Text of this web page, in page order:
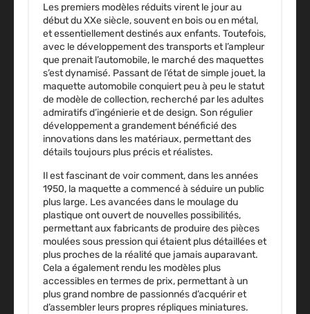
Les premiers modèles réduits virent le jour au
début du XXe siècle, souvent en bois ou en métal,
et essentiellement destinés aux enfants. Toutefois,
avec le développement des transports et l’ampleur
que prenait l’automobile, le marché des maquettes
s’est dynamisé. Passant de l’état de simple jouet, la
maquette automobile conquiert peu à peu le statut
de modèle de collection, recherché par les adultes
admiratifs d’ingénierie et de design. Son régulier
développement a grandement bénéficié des
innovations dans les matériaux, permettant des
détails toujours plus précis et réalistes.
Il est fascinant de voir comment, dans les années
1950, la maquette a commencé à séduire un public
plus large. Les avancées dans le moulage du
plastique ont ouvert de nouvelles possibilités,
permettant aux fabricants de produire des pièces
moulées sous pression qui étaient plus détaillées et
plus proches de la réalité que jamais auparavant.
Cela a également rendu les modèles plus
accessibles en termes de prix, permettant à un
plus grand nombre de passionnés d’acquérir et
d’assembler leurs propres répliques miniatures.